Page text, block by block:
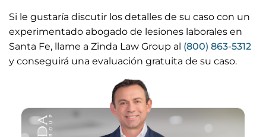
Si le gustaría discutir los detalles de su caso con un
experimentado abogado de lesiones laborales en
Santa Fe, llame a Zinda Law Group al (800) 863-5312
y conseguirá una evaluación gratuita de su caso.